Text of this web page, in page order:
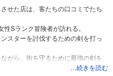
せた店は、客たちの口コミでたち
Sランク冒険者が訪れる。
スターを討伐するための剣を打っ
がら、街を守るために最強の剣を
...続きを読む